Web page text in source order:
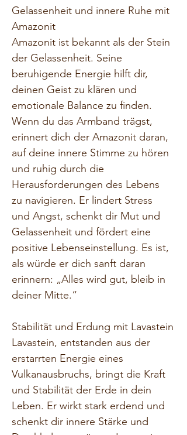
Gelassenheit und innere Ruhe mit
Amazonit
Amazonit ist bekannt als der Stein
der Gelassenheit. Seine
beruhigende Energie hilft dir,
deinen Geist zu klären und
emotionale Balance zu finden.
Wenn du das Armband trägst,
erinnert dich der Amazonit daran,
auf deine innere Stimme zu hören
und ruhig durch die
Herausforderungen des Lebens
zu navigieren. Er lindert Stress
und Angst, schenkt dir Mut und
Gelassenheit und fördert eine
positive Lebenseinstellung. Es ist,
als würde er dich sanft daran
erinnern: „Alles wird gut, bleib in
deiner Mitte.“
Stabilität und Erdung mit Lavastein
Lavastein, entstanden aus der
erstarrten Energie eines
Vulkanausbruchs, bringt die Kraft
und Stabilität der Erde in dein
Leben. Er wirkt stark erdend und
schenkt dir innere Stärke und